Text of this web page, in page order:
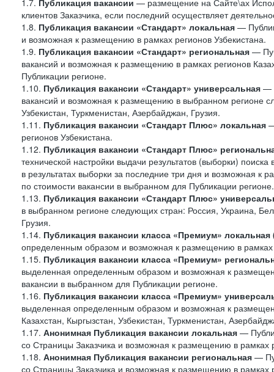
1.7. Публикация вакансии — размещение на Сайте\ах
клиентов Заказчика, если последний осуществляет
1.8. Публикация вакансии «Стандарт» локальная —
и возможная к размещению в рамках регионов Узбекистана.
1.9. Публикация вакансии «Стандарт» региональная —
вакансий и возможная к размещению в рамках регионов
Публикации регионе.
1.10. Публикация вакансии «Стандарт» универсальная —
вакансий и возможная к размещению в выбранном регионе
Узбекистан, Туркменистан, Азербайджан, Грузия.
1.11. Публикация вакансии «Стандарт Плюс» локальная
регионов Узбекистана.
1.12. Публикация вакансии «Стандарт Плюс»
технической настройки выдачи результатов (выборки)
в результатах выборки за последние три дня и возможная к
по стоимости вакансии в выбранном для Публикации регионе.
1.13. Публикация вакансии «Стандарт Плюс»
в выбранном регионе следующих стран: Россия, Украина,
Грузия.
1.14. Публикация вакансии класса «Премиум»
определенным образом и возможная к размещению в рамках
1.15. Публикация вакансии класса «Премиум»
выделенная определенным образом и возможная к
вакансии в выбранном для Публикации регионе.
1.16. Публикация вакансии класса «Премиум»
выделенная определенным образом и возможная к
Казахстан, Кыргызстан, Узбекистан, Туркменистан,
1.17. Анонимная Публикация вакансии локальная —
со Страницы Заказчика и возможная к размещению в рамках
1.18. Анонимная Публикация вакансии региональная —
со Страницы Заказчика и возможная к размещению в рамках